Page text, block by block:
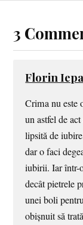
3
Florin
Crima nu este
un astfel de
lipsită de
dar o faci
iubirii. Iar într-
decât pietrele
unei boli
obișnuit să